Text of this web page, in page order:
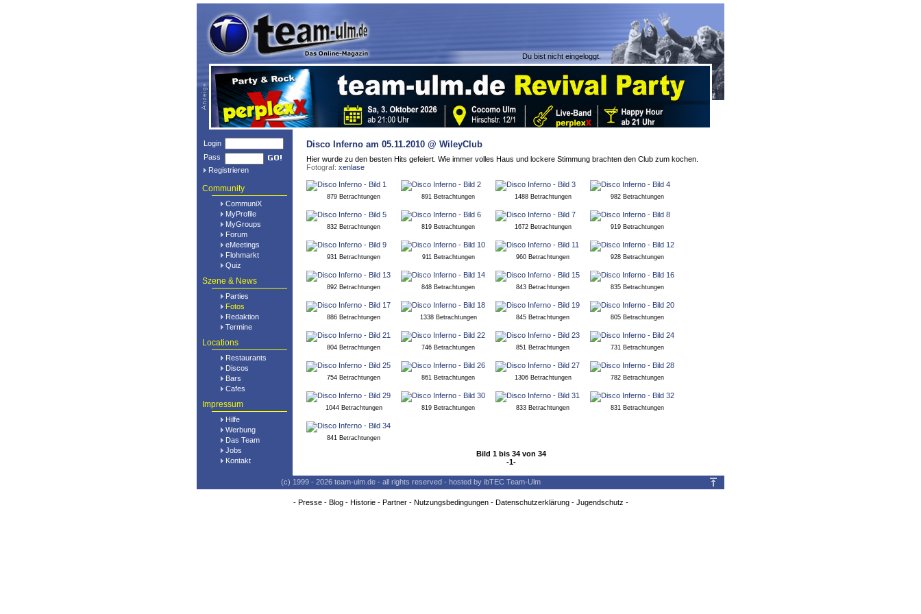
Du bist nicht eingeloggt.
Login
Pass
Registrieren
Community
CommuniX
MyProfile
MyGroups
Forum
eMeetings
Flohmarkt
Quiz
Szene & News
Parties
Fotos
Redaktion
Termine
Locations
Restaurants
Discos
Bars
Cafes
Impressum
Hilfe
Werbung
Das Team
Jobs
Kontakt
Disco Inferno am 05.11.2010 @ WileyClub
Hier wurde zu den besten Hits gefeiert. Wie immer volles Haus und lockere Stimmung brachten den Club zum kochen.
Fotograf: xenlase
879 Betrachtungen 891 Betrachtungen 1488 Betrachtungen 982 Betrachtungen
832 Betrachtungen 819 Betrachtungen 1672 Betrachtungen 919 Betrachtungen
931 Betrachtungen 911 Betrachtungen 960 Betrachtungen 928 Betrachtungen
892 Betrachtungen 848 Betrachtungen 843 Betrachtungen 835 Betrachtungen
886 Betrachtungen 1338 Betrachtungen 845 Betrachtungen 805 Betrachtungen
804 Betrachtungen 746 Betrachtungen 851 Betrachtungen 731 Betrachtungen
754 Betrachtungen 861 Betrachtungen 1306 Betrachtungen 782 Betrachtungen
1044 Betrachtungen 819 Betrachtungen 833 Betrachtungen 831 Betrachtungen
841 Betrachtungen
Bild 1 bis 34 von 34
-1-
(c) 1999 - 2026 team-ulm.de - all rights reserved - hosted by ibTEC Team-Ulm
- Presse- Blog- Historie- Partner- Nutzungsbedingungen- Datenschutzerklärung- Jugendschutz -